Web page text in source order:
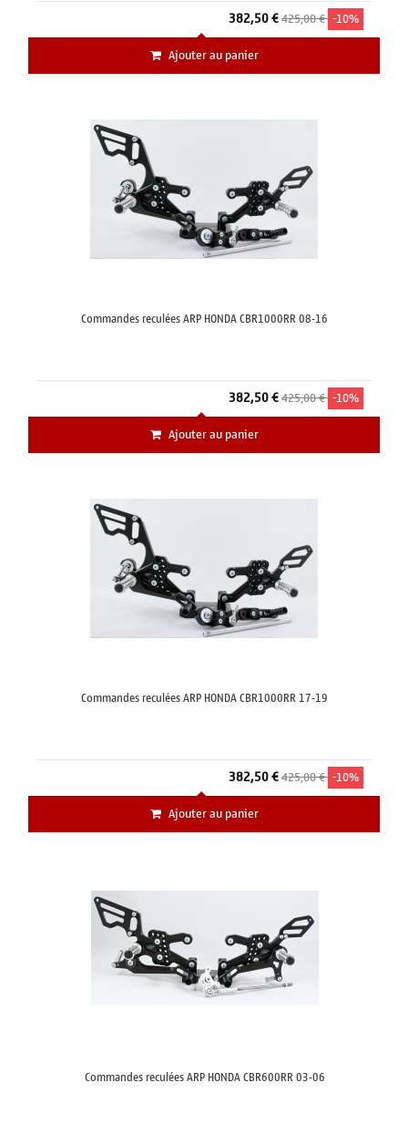
382,50 €425,00 € -10%
Ajouter au panier
Commandes reculées ARP HONDA CBR1000RR 08-16
382,50 €425,00 € -10%
Ajouter au panier
Commandes reculées ARP HONDA CBR1000RR 17-19
382,50 €425,00 € -10%
Ajouter au panier
Commandes reculées ARP HONDA CBR600RR 03-06